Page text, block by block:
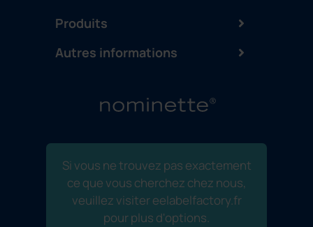
Produits
Autres informations
Si vous ne trouvez pas exactement
ce que vous cherchez chez nous,
veuillez visiter eelabelfactory.fr
pour plus d'options.